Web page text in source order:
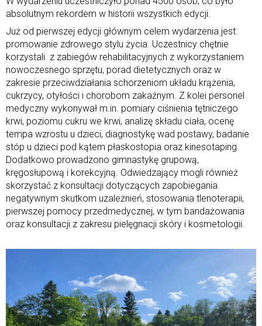
absolutnym rekordem w historii wszystkich edycji.
Już od pierwszej edycji głównym celem wydarzenia jest
promowanie zdrowego stylu życia. Uczestnicy chętnie
korzystali z zabiegów rehabilitacyjnych z wykorzystaniem
nowoczesnego sprzętu, porad dietetycznych oraz w
zakresie przeciwdziałania schorzeniom układu krążenia,
cukrzycy, otyłości i chorobom zakaźnym. Z kolei personel
medyczny wykonywał m.in. pomiary ciśnienia tętniczego
krwi, poziomu cukru we krwi, analizę składu ciała, ocenę
tempa wzrostu u dzieci, diagnostykę wad postawy, badanie
stóp u dzieci pod kątem płaskostopia oraz kinesotaping.
Dodatkowo prowadzono gimnastykę grupową,
kręgosłupową i korekcyjną. Odwiedzający mogli również
skorzystać z konsultacji dotyczących zapobiegania
negatywnym skutkom uzależnień, stosowania tlenoterapii,
pierwszej pomocy przedmedycznej, w tym bandażowania
oraz konsultacji z zakresu pielęgnacji skóry i kosmetologii.